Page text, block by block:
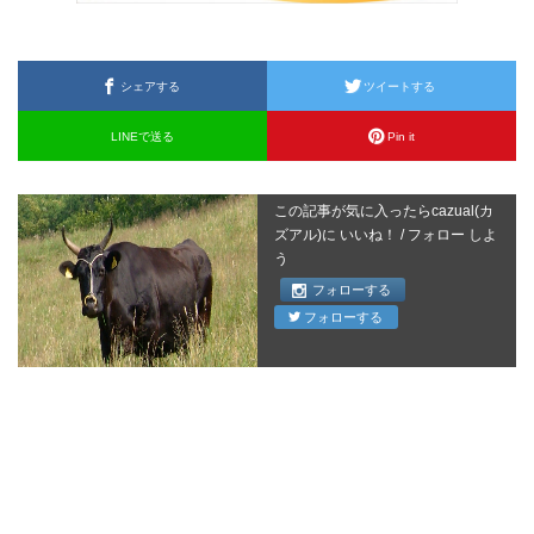
シェアする ツイートする
LINEで送る Pin it
この記事が気に入ったらcazual(カ
ズアル)に いいね！ / フォロー しよ
う
フォローする
フォローする